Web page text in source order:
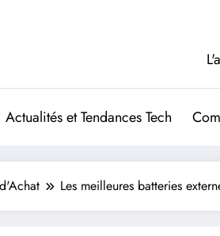
Actualités et Tendances Tech
Les meilleures batteries